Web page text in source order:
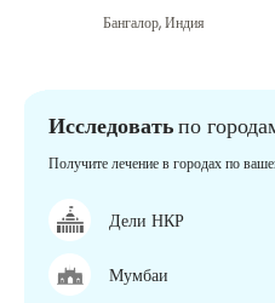
Бангалор,Индия
Исследоватьпо
Получите лечение в городах по
Дели НКР
Мумбаи